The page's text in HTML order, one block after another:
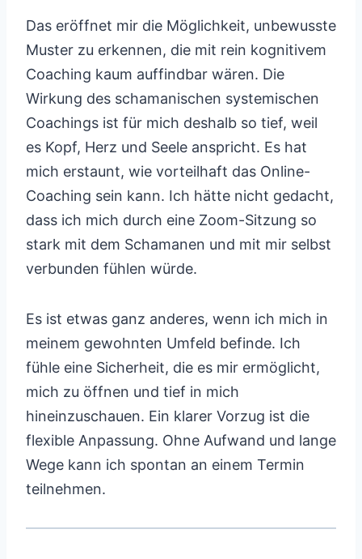
Das eröffnet mir die Möglichkeit, unbewusste
Muster zu erkennen, die mit rein kognitivem
Coaching kaum auffindbar wären. Die
Wirkung des schamanischen systemischen
Coachings ist für mich deshalb so tief, weil
es Kopf, Herz und Seele anspricht. Es hat
mich erstaunt, wie vorteilhaft das Online-
Coaching sein kann. Ich hätte nicht gedacht,
dass ich mich durch eine Zoom-Sitzung so
stark mit dem Schamanen und mit mir selbst
verbunden fühlen würde.
Es ist etwas ganz anderes, wenn ich mich in
meinem gewohnten Umfeld befinde. Ich
fühle eine Sicherheit, die es mir ermöglicht,
mich zu öffnen und tief in mich
hineinzuschauen. Ein klarer Vorzug ist die
flexible Anpassung. Ohne Aufwand und lange
Wege kann ich spontan an einem Termin
teilnehmen.